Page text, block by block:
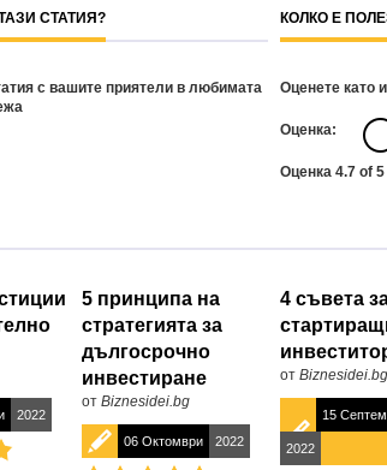
СТАТИЯ?
с вашите приятели в любимата
КОЛКО Е
Оценете като
Oценка:
Оценка 4.7 of 5
2022
5 принципа на
стратегията за
дългосрочно
инвестиране
от Biznesidei.bg
06 Октомври 2022
4 съвета
от Biznesidei.bg
15
2022